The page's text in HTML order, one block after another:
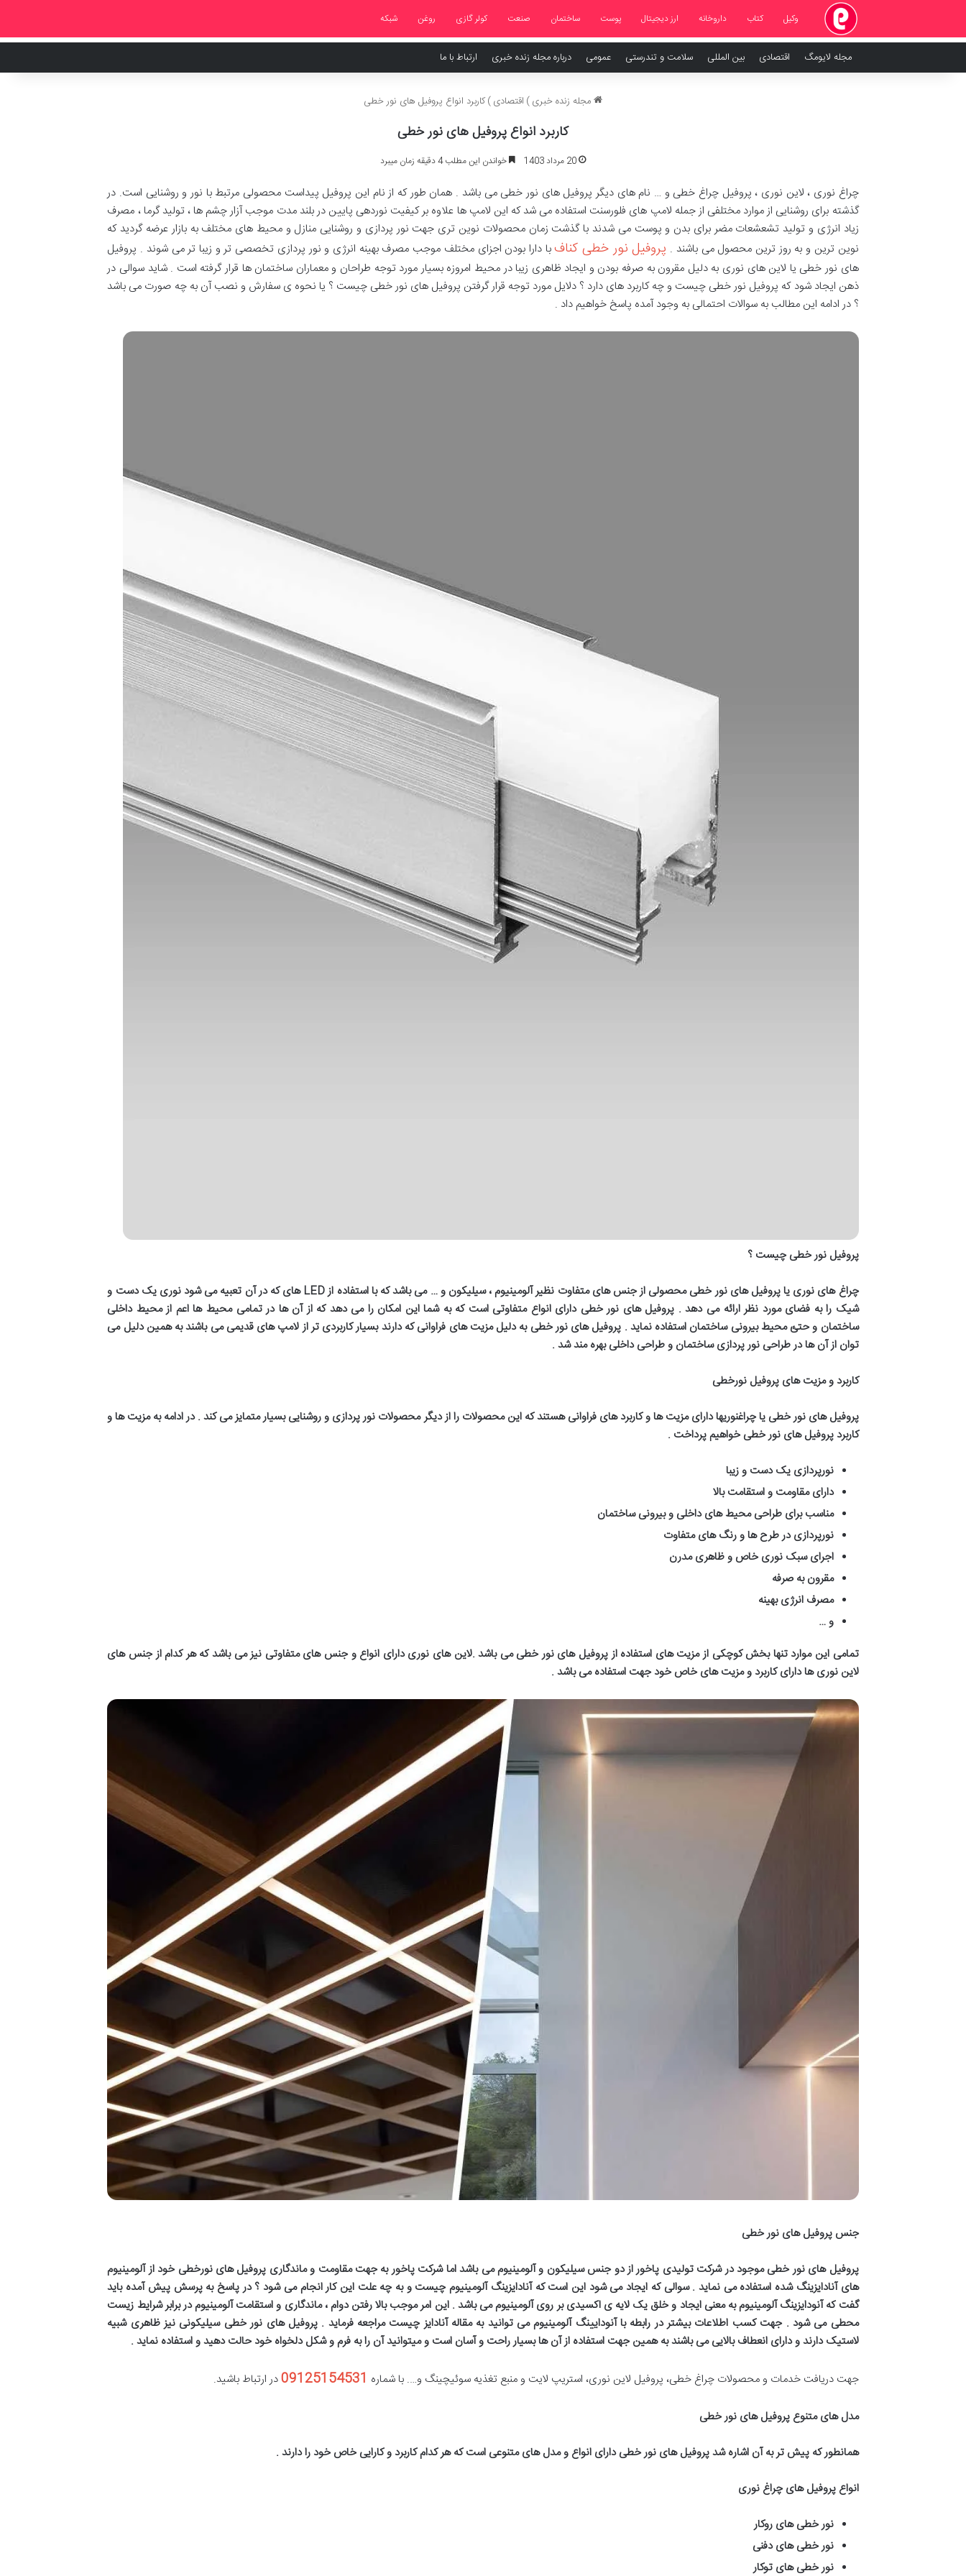
وکیل کتاب داروخانه ارز دیجیتال پوست ساختمان صنعت کولر گازی روغن شبکه
مجله لایومگ اقتصادی بین المللی سلامت و تندرستی عمومی درباره مجله زنده خبری ارتباط با ما
مجله زنده خبری) اقتصادی)کاربرد انواع پروفیل های نور خطی
کاربرد انواع پروفیل های نور خطی
20 مرداد 1403 خواندن این مطلب 4 دقیقه زمان میبرد
چراغ نوری ، لاین نوری ، پروفیل چراغ خطی و … نام های دیگر پروفیل های نور خطی می باشد . همان طور که از نام این پروفیل پیداست محصولی مرتبط با نور و روشنایی است. در
گذشته برای روشنایی از موارد مختلفی از جمله لامپ های فلورسنت استفاده می شد که این لامپ ها علاوه بر کیفیت نوردهی پایین در بلند مدت موجب آزار چشم ها ، تولید گرما ، مصرف
زیاد انرژی و تولید تشعشعات مضر برای بدن و پوست می شدند با گذشت زمان محصولات نوین تری جهت نور پردازی و روشنایی منازل و محیط های مختلف به بازار عرضه گردید که
نوین ترین و به روز ترین محصول می باشند . پروفیل نور خطی کنافبا دارا بودن اجزای مختلف موجب مصرف بهینه انرژی و نور پردازی تخصصی تر و زیبا تر می شوند . پروفیل
های نور خطی یا لاین های نوری به دلیل مقرون به صرفه بودن و ایجاد ظاهری زیبا در محیط امروزه بسیار مورد توجه طراحان و معماران ساختمان ها قرار گرفته است . شاید سوالی در
ذهن ایجاد شود که پروفیل نور خطی چیست و چه کاربرد های دارد ؟ دلایل مورد توجه قرار گرفتن پروفیل های نور خطی چیست ؟ یا نحوه ی سفارش و نصب آن به چه صورت می باشد
؟ در ادامه این مطالب به سوالات احتمالی به وجود آمده پاسخ خواهیم داد .
پروفیل نور خطی چیست ؟
چراغ های نوری یا پروفیل های نور خطی محصولی از جنس های متفاوت نظیر آلومینیوم ، سیلیکون و … می باشد که با استفاده ازLED
های که در آن تعبیه می شود نوری یک دست و
شیک را به فضای مورد نظر ارائه می دهد . پروفیل های نور خطی دارای انواع متفاوتی است که به شما این امکان را می دهد که از آن ها در تمامی محیط ها اعم از محیط داخلی
ساختمان و حتئ محیط بیرونی ساختمان استفاده نماید . پروفیل های نور خطی به دلیل مزیت های فراوانی که دارند بسیار کاربردی تر از لامپ های قدیمی می باشند به همین دلیل می
توان از آن ها در طراحی نور پردازی ساختمان و طراحی داخلی بهره مند شد .
کاربرد و مزیت های پروفیل نورخطی
پروفیل های نور خطی یا چراغنوریها دارای مزیت ها و کاربرد های فراوانی هستند که این محصولات را از دیگر محصولات نور پردازی و روشنایی بسیار متمایز می کند.در ادامه به مزیت ها و
کاربرد پروفیل های نور خطی خواهیم پرداخت .
نورپردازی یک دست و زیبا
دارای مقاومت و استقامت بالا
مناسب برای طراحی محیط های داخلی و بیرونی ساختمان
نورپردازی در طرح ها و رنگ های متفاوت
اجرای سبک نوری خاص و ظاهری مدرن
مقرون به صرفه
مصرف انرژی بهینه
و…
تمامی این موارد تنها بخش کوچکی از مزیت های استفاده از پروفیل های نور خطی می باشد .لاین های نوری دارای انواع و جنس های متفاوتی نیز می باشد که هر کدام از جنس های
لاین نوری ها دارای کاربرد و مزیت های خاص خود جهت استفاده می باشد .
جنس پروفیل های نور خطی
پروفیل های نور خطی موجود در شرکت تولیدی پاخور از دو جنس سیلیکون و آلومینیوم می باشد اما شرکت پاخور به جهت مقاومت و ماندگاری پروفیل های نورخطی خود از آلومینیوم
های آنادایزینگ شده استفاده می نماید . سوالی که ایجاد می شود این است که آنادایزینگ آلومینیوم چیست و به چه علت این کار انجام می شود ؟ در پاسخ به پرسش پیش آمده باید
گفت که آنودایزینگ آلومینیوم به معنی ایجاد و خلق یک لایه ی اکسیدی بر روی آلومینیوم می باشد . این امر موجب بالا رفتن دوام ، ماندگاری و استقامت آلومینیوم در برابر شرایط زیست
محطی می شود .جهت کسب اطلاعات بیشتر در رابطه با آنودایینگ آلومینیوم می توانید به مقاله آنادایز چیست مراجعه فرماید . پروفیل های نور خطی سیلیکونی نیز ظاهری شبیه
لاستیک دارند و دارای انعطاف بالایی می باشند به همین جهت استفاده از آن ها بسیار راحت و آسان است و میتوانید آن را به فرم و شکل دلخواه خود حالت دهید و استفاده نماید .
جهت دریافت خدمات و محصولات چراغ خطی، پروفیل لاین نوری، استریپ لایت و منبع تغذیه سوئیچینگ و…. با شماره 09125154531در ارتباط باشید.
مدل های متنوع پروفیل های نور خطی
همانطور که پیش تر به آن اشاره شد پروفیل های نور خطی دارای انواع و مدل های متنوعی است که هر کدام کاربرد و کارایی خاص خود را دارند .
انواع پروفیل های چراغ نوری
نور خطی های روکار
نور خطی های دفنی
نور خطی های توکار